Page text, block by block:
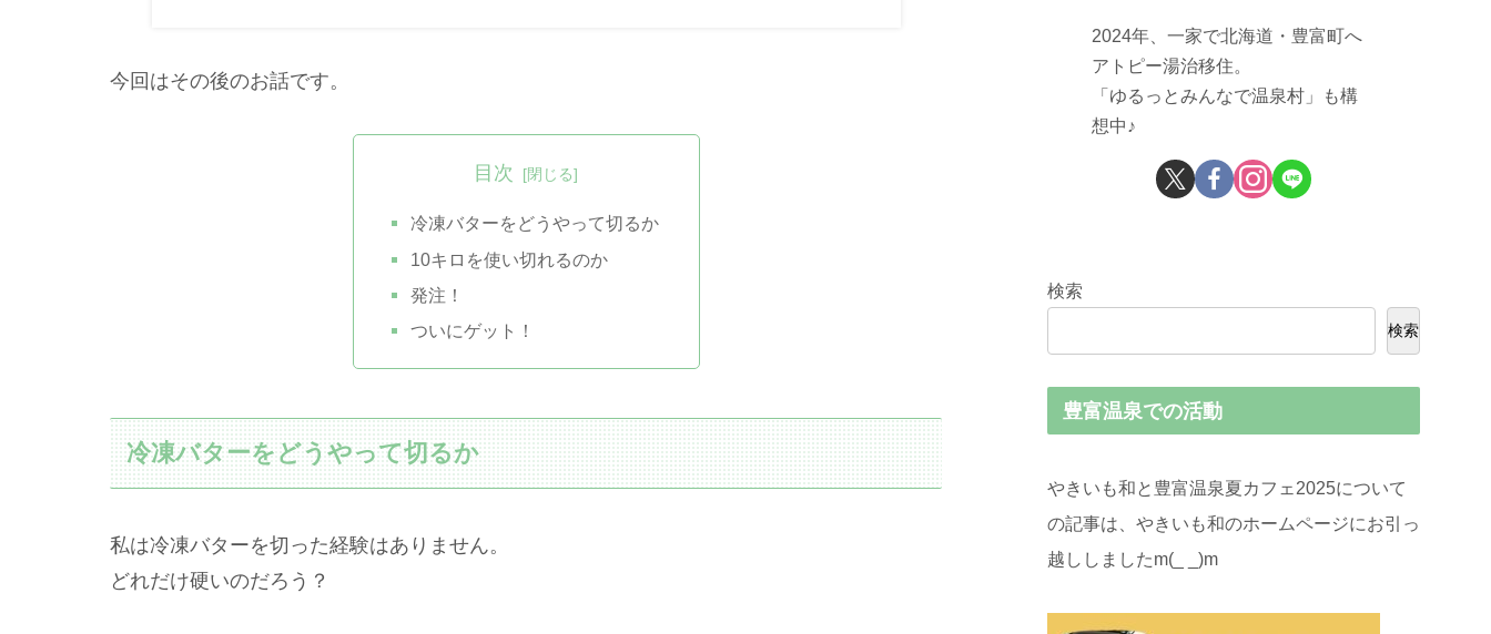
今回はその後のお話です。
目次
冷凍バターをどうやって切るか
10キロを使い切れるのか
発注！
ついにゲット！
冷凍バターをどうやって切るか
私は冷凍バターを切った経験はありません。
どれだけ硬いのだろう？
2024年、一家で北海道・豊富町へ
アトピー湯治移住。
「ゆるっとみんなで温泉村」も構
想中♪
検索
検索
豊富温泉での活動
やきいも和と豊富温泉夏カフェ2025について
の記事は、やきいも和のホームページにお引っ
越ししましたm(_ _)m